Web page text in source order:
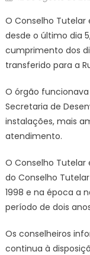
O Conselho
desde o último dia
cumprimento dos
transferido para a
O órgão
Secretaria de
instalações, mais
atendimento.
O Conselho Tutelar
do Conselho
1998 e na época a
período de dois
Os conselheiros
continua à